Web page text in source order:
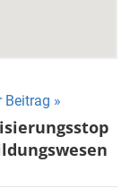
Beitrag